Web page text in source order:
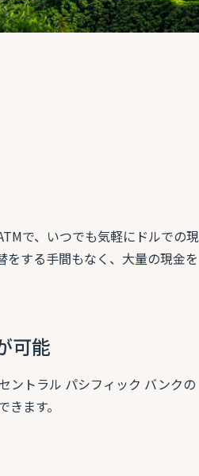
で、いつでも気軽にドルでの現
する手間もなく、大量の現金を
可能
ントラル パシフィック バンクの
ます。